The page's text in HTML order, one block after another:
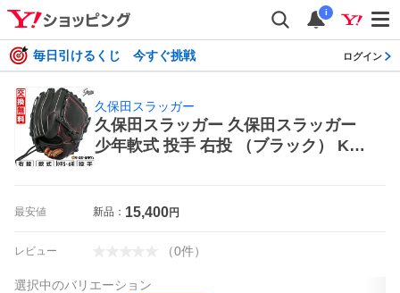
i
毎日引けるくじ 今すぐ挑戦 ログイン
久保田スラッガー
久保田スラッガー 久保田スラッガー
少年軟式 投手 右投 （ブラック） KS
最安値 新品： 15,400円
レビュー （0件）
選択中のバリエーション